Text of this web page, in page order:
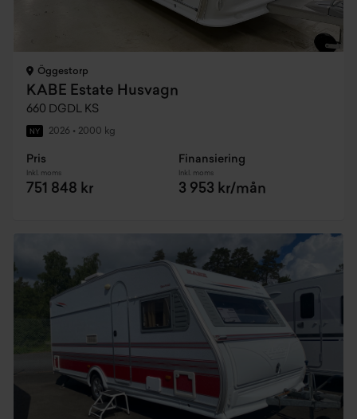
Öggestorp
KABE Estate Husvagn
660 DGDL KS
NY 2026 • 2000 kg
Pris
Inkl. moms
751 848 kr
Finansiering
Inkl. moms
3 953 kr/mån